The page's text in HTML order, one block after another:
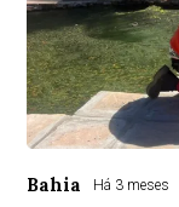
Bahia Há 3 meses